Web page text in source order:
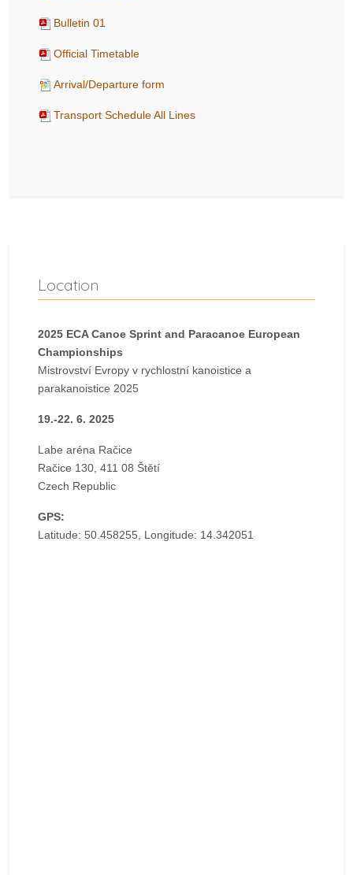
Bulletin 01
Official Timetable
Arrival/Departure form
Transport Schedule All Lines
Location
2025 ECA Canoe Sprint and Paracanoe European
Championships
Mistrovství Evropy v rychlostní kanoistice a
parakanoistice 2025
19.-22. 6. 2025
Labe aréna Račice
Račice 130, 411 08 Štětí
Czech Republic
GPS:
Latitude: 50.458255, Longitude: 14.342051